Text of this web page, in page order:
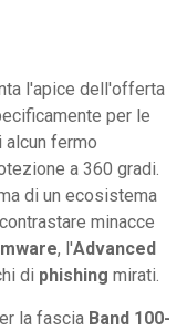
l'apice dell'offerta
per le
fermo
a 360 gradi.
di un ecosistema
minacce
, l'Advanced
di phishing mirati.
la fascia Band 100-